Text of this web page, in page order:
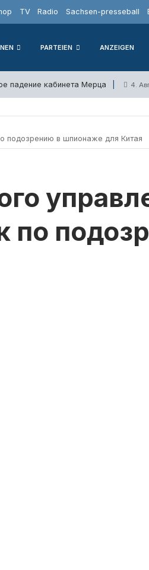
TV Radio Sachsen-presseball
PARTEIEN ANZEIGEN
падение кабинета Мерца 4.
подозрению в шпионаже для Китая
по